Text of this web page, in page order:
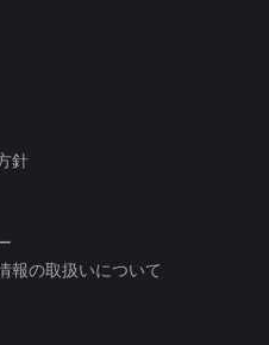
針
報の取扱いについて